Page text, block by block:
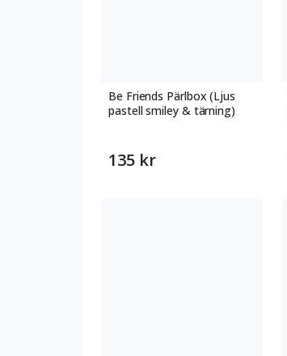
Be Friends Pärlbox (Ljus
pastell smiley & tärning)
135 kr